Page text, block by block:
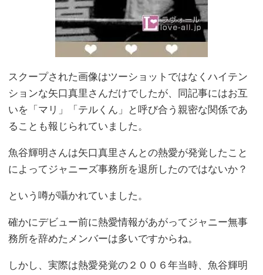
スクープされた画像はツーショットではなくハイテン
ションな矢口真里さんだけでしたが、同記事にはお互
いを「マリ」「テルくん」と呼び合う親密な関係であ
ることも報じられていました。
魚谷輝明さんは矢口真里さんとの熱愛が発覚したこと
によってジャニーズ事務所を退所したのではないか？
という噂が囁かれていました。
確かにデビュー前に熱愛情報があがってジャニー無事
務所を辞めたメンバーは多いですからね。
しかし、実際は熱愛発覚の２００６年当時、魚谷輝明